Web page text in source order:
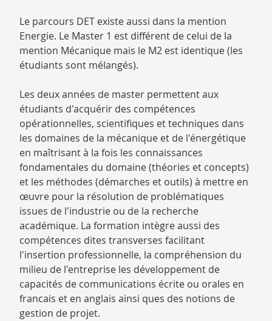
Le parcours DET existe aussi dans la mention
Energie. Le Master 1 est différent de celui de la
mention Mécanique mais le M2 est identique (les
étudiants sont mélangés).
Les deux années de master permettent aux
étudiants d'acquérir des compétences
opérationnelles, scientifiques et techniques dans
les domaines de la mécanique et de l'énergétique
en maîtrisant à la fois les connaissances
fondamentales du domaine (théories et concepts)
et les méthodes (démarches et outils) à mettre en
œuvre pour la résolution de problématiques
issues de l'industrie ou de la recherche
académique. La formation intègre aussi des
compétences dites transverses facilitant
l'insertion professionnelle, la compréhension du
milieu de l'entreprise les développement de
capacités de communications écrite ou orales en
francais et en anglais ainsi ques des notions de
gestion de projet.